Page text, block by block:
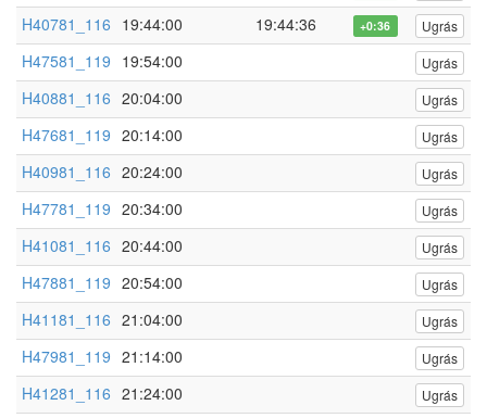
H40781_116 19:44:00 19:44:36 +0:36 Ugrás
H47581_119 19:54:00 Ugrás
H40881_116 20:04:00 Ugrás
H47681_119 20:14:00 Ugrás
H40981_116 20:24:00 Ugrás
H47781_119 20:34:00 Ugrás
H41081_116 20:44:00 Ugrás
H47881_119 20:54:00 Ugrás
H41181_116 21:04:00 Ugrás
H47981_119 21:14:00 Ugrás
H41281_116 21:24:00 Ugrás